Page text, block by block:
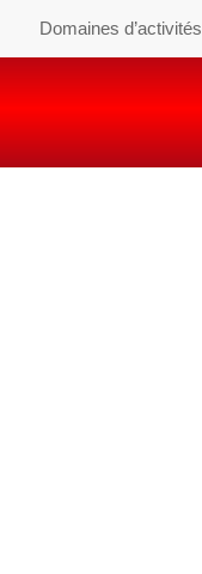
Domaines d’activités